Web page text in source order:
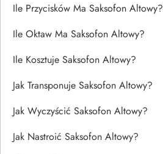
Ile Przycisków Ma Saksofon Altowy?
Ile Oktaw Ma Saksofon Altowy?
Ile Kosztuje Saksofon Altowy?
Jak Transponuje Saksofon Altowy?
Jak Wyczyścić Saksofon Altowy?
Jak Nastroić Saksofon Altowy?